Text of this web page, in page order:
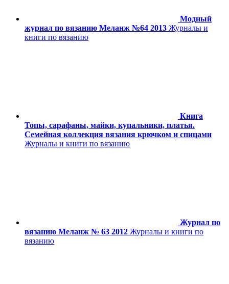
Модный
журнал по вязанию Меланж №64 2013 Журналы и
книги по вязанию
Книга
Топы, сарафаны, майки, купальники, платья.
Семейная коллекция вязания крючком и спицами
Журналы и книги по вязанию
Журнал по
вязанию Меланж № 63 2012 Журналы и книги по
вязанию